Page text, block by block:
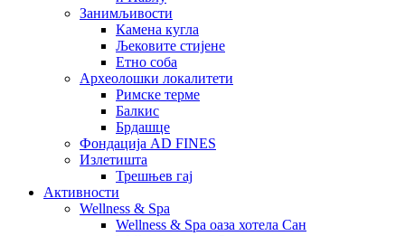
Занимљивости
Камена кугла
Љековите стијене
Етно соба
Археолошки локалитети
Римске терме
Балкис
Брдашце
Фондација AD FINES
Излетишта
Трешњев гај
Активности
Wellness & Spa
Wellness & Spa оаза хотела Сан